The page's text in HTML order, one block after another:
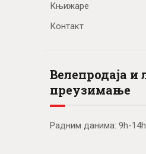
Књижаре
Контакт
Велепродаја и
преузимање
Радним данима: 9h-